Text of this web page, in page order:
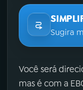
Sugira
Você será
mas é com a